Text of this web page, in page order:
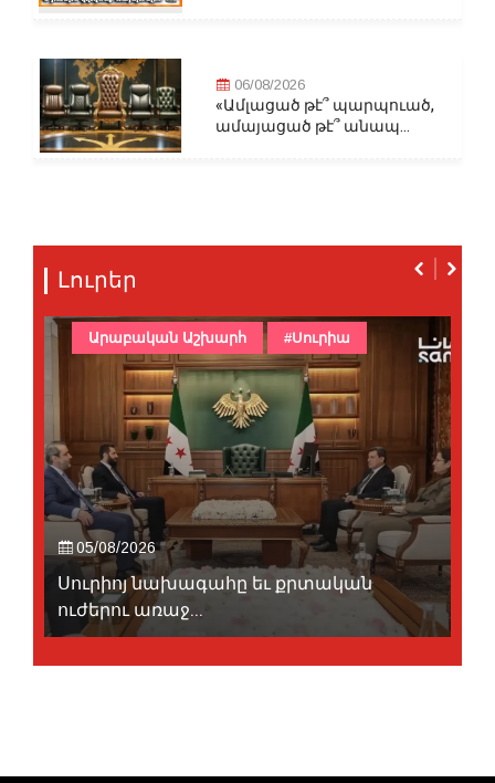
06/08/2026
«Ամլացած թէ՞ պարպուած,
ամայացած թէ՞ անապ...
Լուրեր
05/08/2026
Սուրիոյ նախագահը եւ քրտական
ուժերու առաջ...
Արաբական Աշխարհ #Սուրիա